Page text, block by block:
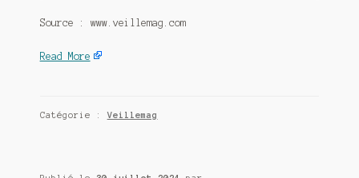
Source : www.veillemag.com
Read More
Catégorie :Veillemag